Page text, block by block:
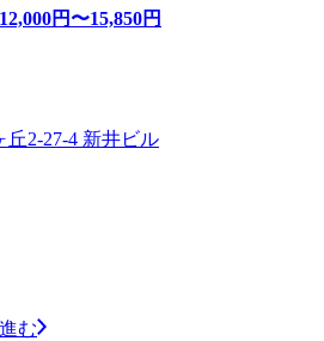
12,000円〜15,850円
2-27-4 新井ビル
む